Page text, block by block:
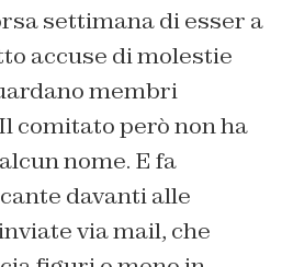
settimana di esser a
accuse di molestie
membri
comitato però non ha
nome. E fa
davanti alle
via mail, che